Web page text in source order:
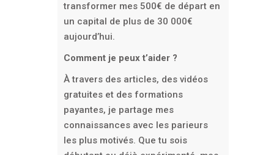
transformer mes 500€ de départ en
un capital de plus de 30 000€
aujourd’hui.
Comment je peux t’aider ?
À travers des articles, des vidéos
gratuites et des formations
payantes, je partage mes
connaissances avec les parieurs
les plus motivés. Que tu sois